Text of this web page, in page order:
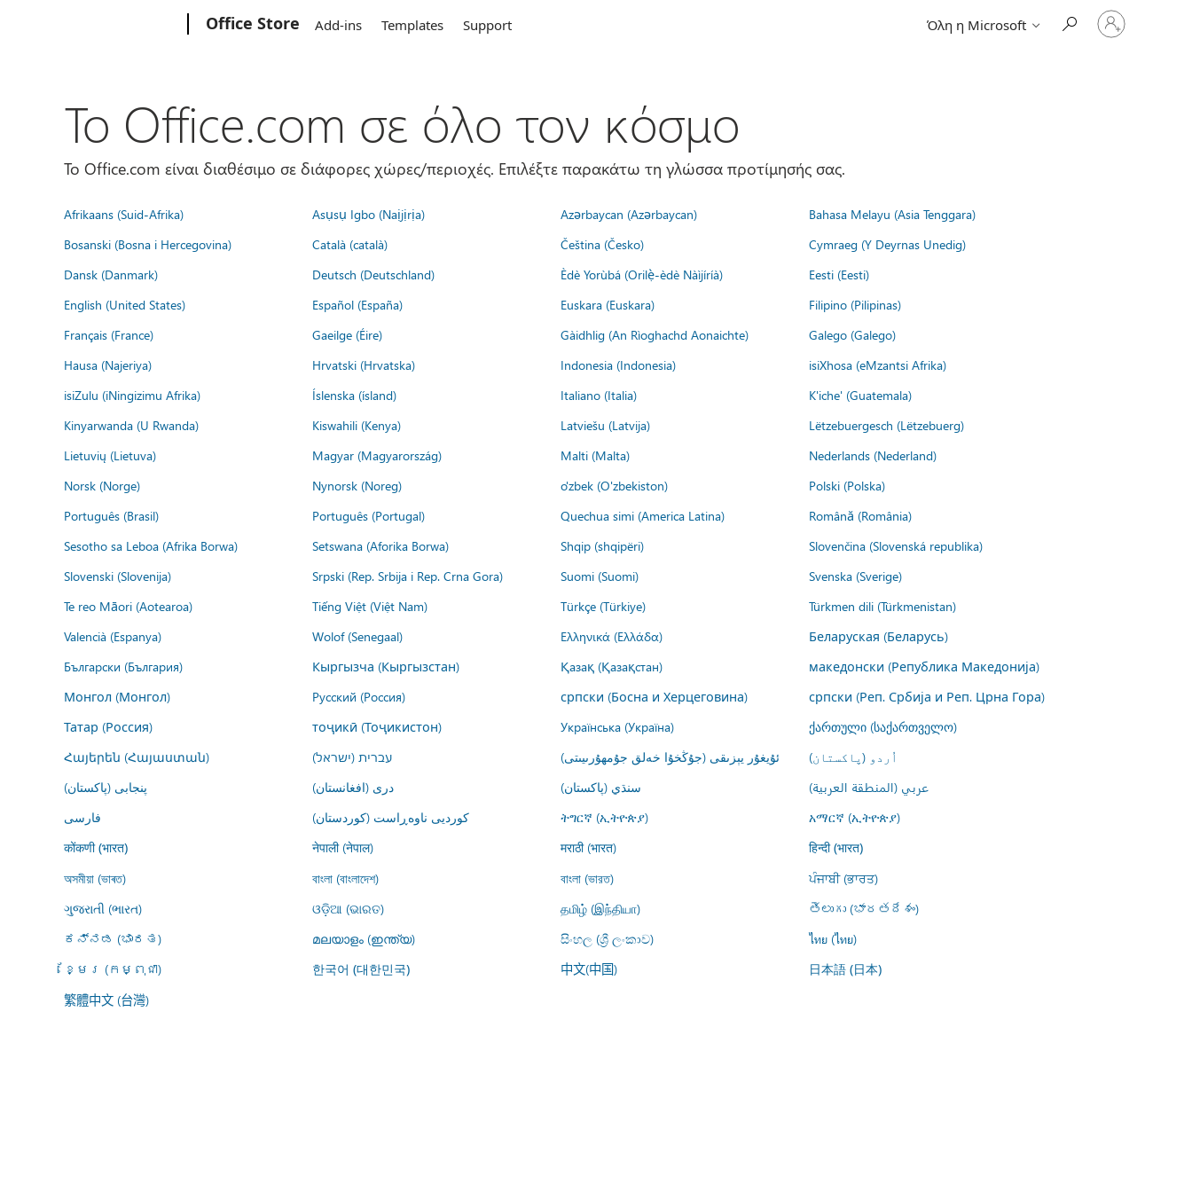
Office Store Add-ins Templates Support Όλη η Microsoft
Είσοδος
στον
λογαριασμό
Το Office.com σε όλο τον κόσμο
Το Office.com είναι διαθέσιμο σε διάφορες χώρες/περιοχές. Επιλέξτε παρακάτω τη γλώσσα προτίμησής σας.
Afrikaans (Suid-Afrika) Asụsụ Igbo (Naịjịrịa) Azərbaycan (Azərbaycan)
Bahasa Melayu (Asia Tenggara)
Bosanski (Bosna i Hercegovina)
Català (català) Čeština (Česko)
Cymraeg (Y Deyrnas Unedig)
Dansk (Danmark)
Deutsch (Deutschland) Èdè Yorùbá (Orilẹ̀-èdè Nàìjíríà)
Eesti (Eesti)
English (United States)
Español (España) Euskara (Euskara)
Filipino (Pilipinas)
Français (France)
Gaeilge (Éire) Gàidhlig (An Rìoghachd Aonaichte)
Galego (Galego)
Hausa (Najeriya)
Hrvatski (Hrvatska) Indonesia (Indonesia)
isiXhosa (eMzantsi Afrika)
isiZulu (iNingizimu Afrika)
Íslenska (ísland) Italiano (Italia)
K'iche' (Guatemala)
Kinyarwanda (U Rwanda)
Kiswahili (Kenya) Latviešu (Latvija)
Lëtzebuergesch (Lëtzebuerg)
Lietuvių (Lietuva)
Magyar (Magyarország) Malti (Malta)
Nederlands (Nederland)
Norsk (Norge)
Nynorsk (Noreg) o'zbek (O'zbekiston)
Polski (Polska)
Português (Brasil)
Português (Portugal) Quechua simi (America Latina)
Română (România)
Sesotho sa Leboa (Afrika Borwa)
Setswana (Aforika Borwa) Shqip (shqipëri)
Slovenčina (Slovenská republika)
Slovenski (Slovenija)
Srpski (Rep. Srbija i Rep. Crna Gora) Suomi (Suomi)
Svenska (Sverige)
Te reo Māori (Aotearoa)
Tiếng Việt (Việt Nam) Türkçe (Türkiye)
Türkmen dili (Türkmenistan)
Valencià (Espanya)
Wolof (Senegaal) Ελληνικά (Ελλάδα)
Беларуская (Беларусь)
Български (България)
Кыргызча (Кыргызстан) Қазақ (Қазақстан)
македонски (Република Македонија)
Монгол (Монгол)
Русский (Россия) српски (Босна и Херцеговина)
српски (Реп. Србија и Реп. Црна Гора)
Татар (Россия)
тоҷикӣ (Тоҷикистон) Українська (Україна)
ქართული (საქართველო)
Հայերեն (Հայաստան)
עברית (ישראל) ئۇيغۇر يېزىقى (جۇڭخۇا خەلق جۇمھۇرىيىتى)
اُردو (پاکستان)
پنجابی (پاکستان)
درى (افغانستان) سنڌي (پاکستان)
عربي (المنطقة العربية)
فارسى
کوردیی ناوەڕاست (کوردستان) ትግርኛ (ኢትዮጵያ) አማርኛ (ኢትዮጵያ)
कोंकणी (भारत) नेपाली (नेपाल) मराठी (भारत) हिन्दी (भारत)
অসমীয়া (ভাৰত) বাংলা (বাংলাদেশ) বাংলা (ভারত)
ਪੰਜਾਬੀ (ਭਾਰਤ)
ગુજરાતી (ભારત)
ଓଡ଼ିଆ (ଭାରତ) தமிழ் (இந்தியா)
తెలుగు (భారతదేశం)
ಕನ್ನಡ (ಭಾರತ)
മലയാളം (ഇന്ത്യ) සිංහල (ශ්‍රී ලංකාව)
ไทย (ไทย)
ខ្មែរ (កម្ពុជា)
한국어 (대한민국) 中文(中国) 日本語 (日本)
繁體中文 (台灣)